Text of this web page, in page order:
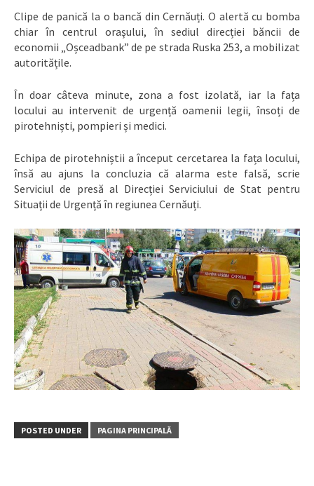
Clipe de panică la o bancă din Cernăuți. O alertă cu bomba
chiar în centrul oraşului, în sediul direcției băncii de
economii „Oșceadbank” de pe strada Ruska 253, a mobilizat
autoritățile.
În doar câteva minute, zona a fost izolată, iar la fața
locului au intervenit de urgență oamenii legii, însoți de
pirotehniști, pompieri și medici.
Echipa de pirotehniștii a început cercetarea la fața locului,
însă au ajuns la concluzia că alarma este falsă, scrie
Serviciul de presă al Direcției Serviciului de Stat pentru
Situații de Urgență în regiunea Cernăuți.
POSTED UNDER PAGINA PRINCIPALĂ